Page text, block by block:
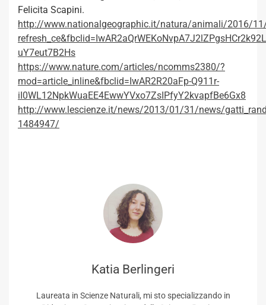
Felicita Scapini.
http://www.nationalgeographic.it/natura/animali/2016/
uY7eut7B2Hs
https://www.nature.com/articles/ncomms2380/?
mod=article_inline&fbclid=IwAR2R20aFp-Q911r-
iI0WL12NpkWuaEE4EwwYVxo7ZsIPfyY2kvapfBe6Gx8
http://www.lescienze.it/news/2013/01/31/news/
1484947/
Katia Berlingeri
Laureata in Scienze Naturali, mi sto specializzando in